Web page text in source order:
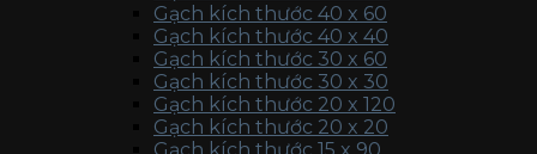
Gạch kích thước 40 x 60
Gạch kích thước 40 x 40
Gạch kích thước 30 x 60
Gạch kích thước 30 x 30
Gạch kích thước 20 x 120
Gạch kích thước 20 x 20